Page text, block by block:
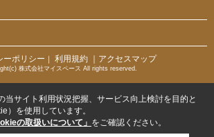
ーポリシー ｜ 利用規約 ｜アクセスマップ
株式会社マイスペース All rights reserved.
当サイト利用状況把握、サービス向上検討を目的と
）を使用しています。
の取扱いについて」 をご確認ください。